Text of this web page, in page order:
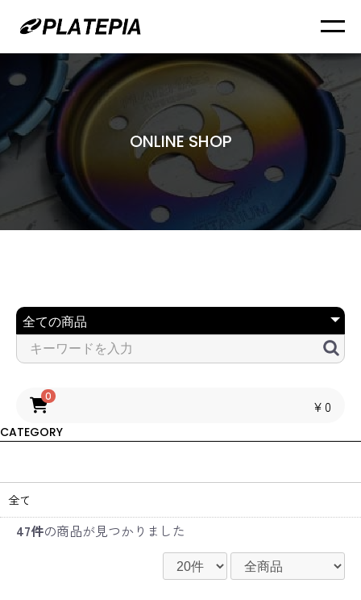
ONLINE SHOP
0
￥0
CATEGORY
全て
47件の商品が見つかりました